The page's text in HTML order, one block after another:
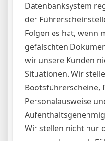
Datenbanksystem
der
Folgen es hat, wenn
gefälschten
wir unsere Kunden
Situationen. Wir
Bootsführerscheine,
Personalausweise
Wir stellen nicht nur